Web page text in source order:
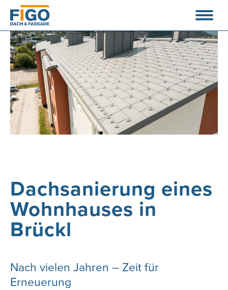
Dachsanierung eines
Wohnhauses in
Brückl
Nach vielen Jahren – Zeit für
Erneuerung